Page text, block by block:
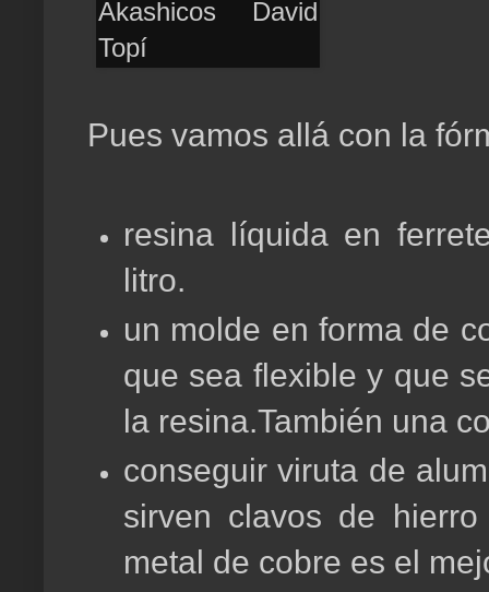
Pues vamos allá con la
resina líquida en
litro.
un molde en forma de
que sea flexible y que
la resina.También una
conseguir viruta de
sirven clavos de
metal de cobre es el